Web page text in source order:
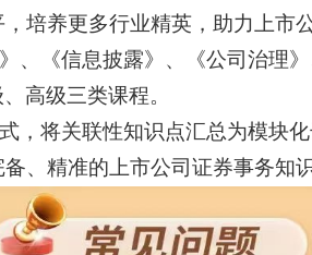
培养更多行业精英，助力上市
、《信息披露》、
《公司治理》
高级三类课程。
，将关联性知识点汇总为模块
、精准的上市公司证券事务知识